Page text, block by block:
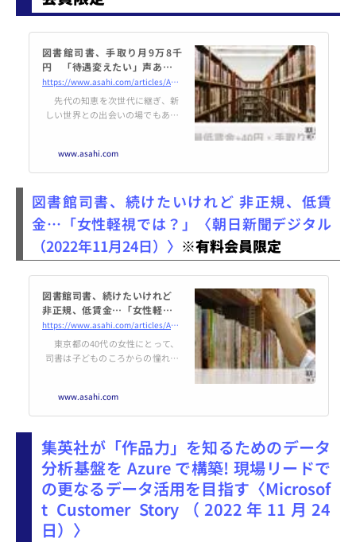
図書館司書、手取り月9万8千
円 「待遇変えたい」声あげる
女性たち：朝日新聞デジタル https://www.asahi.com/articles/ASQCR5SJZQCKULEI006.html
先代の知恵を次世代に継ぎ、新
しい世界との出会いの場でもある
ことを知っていますか。いま、あ
る司書の「叫び」が注目を集めて
www.asahi.com
図書館司書、続けたいけれど 非正規、低賃
金…「女性軽視では？」〈朝日新聞デジタル
（2022年11月24日）〉 ※有料会員限定
図書館司書、続けたいけれど
非正規、低賃金…「女性軽視で
は？」：朝日新聞デジタル
https://www.asahi.com/articles/ASQCQ54SJQC2ULEI008.html
東京都の40代の女性にとって、
司書は子どものころからの憧れの
き始めた。 やりがいは毎日感じ
ている。 孫がうまれたばかりの
www.asahi.com
集英社が「作品力」を知るためのデータ
分析基盤を Azure で構築! 現場リードで
の更なるデータ活用を目指す〈Microsof
t Customer Story（2022年11月24
日）〉